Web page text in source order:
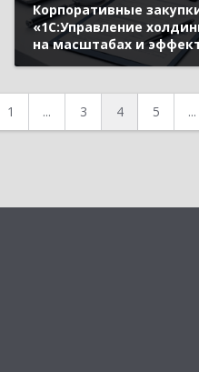
Корпоративные
«1С:Управление
на масштабах и
коммуникации с
бюджетный контроль
форум 1С:ERP 13
Леонид, «1С»)
1 ... 3 4 5 ...